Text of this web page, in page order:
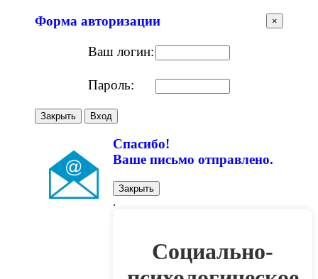
×
Форма авторизации
Ваш логин:
Пароль:
Закрыть Вход
Спасибо!
Ваше письмо отправлено.
Закрыть
.
Социально-